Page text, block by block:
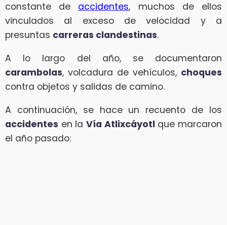
constante de accidentes, muchos de ellos
vinculados al exceso de velocidad y a
presuntas carreras clandestinas.
A lo largo del año, se documentaron
carambolas, volcadura de vehículos, choques
contra objetos y salidas de camino.
A continuación, se hace un recuento de los
accidentes en la Vía Atlixcáyotl que marcaron
el año pasado: